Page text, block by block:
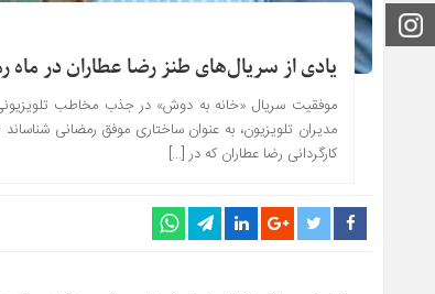
اینستاگرام
یادی از سریال‌های طنز رضا عطاران در ماه
مدیران تلویزیون، به عنوان ساختاری موفق رمضانی
کارگردانی رضا عطاران که در […]